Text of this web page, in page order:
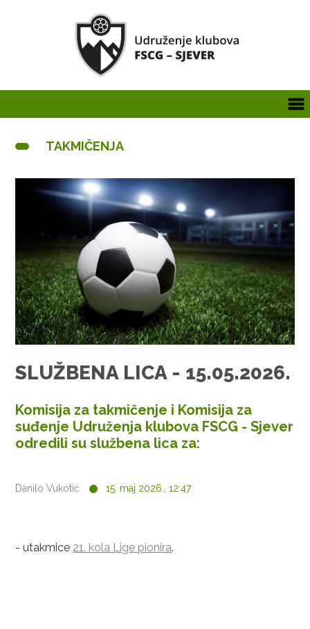
TAKMIČENJA
SLUŽBENA LICA - 15.05.2026.
Komisija za takmičenje i Komisija za
suđenje Udruženja klubova FSCG - Sjever
odredili su službena lica za:
Danilo Vukotić 15. maj 2026., 12:47
- utakmice 21. kola Lige pionira.